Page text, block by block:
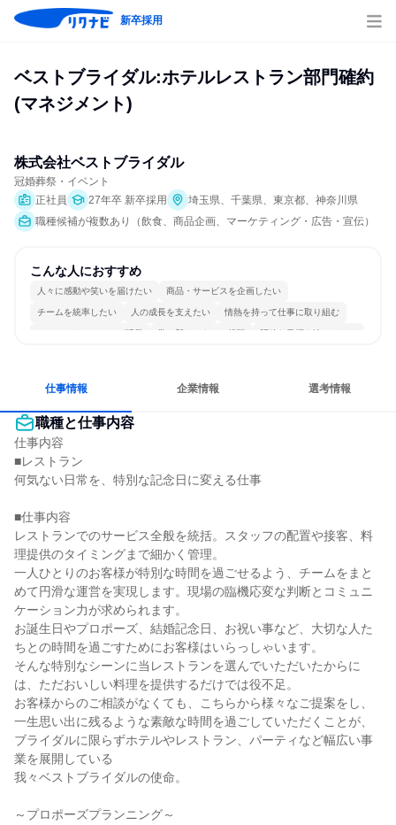
新卒採用
ベストブライダル:ホテルレストラン部門確約
(マネジメント)
株式会社ベストブライダル
冠婚葬祭・イベント
正社員
27年卒 新卒採用
埼玉県、千葉県、東京都、神奈川県
職種候補が複数あり（飲食、商品企画、マーケティング・広告・宣伝）
こんな人におすすめ
人々に感動や笑いを届けたい 商品・サービスを企画したい
チームを統率したい 人の成長を支えたい 情熱を持って仕事に取り組む
コミュニケーションが活発 常に新しいものに挑戦 明確な目標を追いかける
仕事情報 企業情報 選考情報
職種と仕事内容
仕事内容
■レストラン
何気ない日常を、特別な記念日に変える仕事
■仕事内容
レストランでのサービス全般を統括。スタッフの配置や接客、料
理提供のタイミングまで細かく管理。
一人ひとりのお客様が特別な時間を過ごせるよう、チームをまと
めて円滑な運営を実現します。現場の臨機応変な判断とコミュニ
ケーション力が求められます。
お誕生日やプロポーズ、結婚記念日、お祝い事など、大切な人た
ちとの時間を過ごすためにお客様はいらっしゃいます。
そんな特別なシーンに当レストランを選んでいただいたからに
は、ただおいしい料理を提供するだけでは役不足。
お客様からのご相談がなくても、こちらから様々なご提案をし、
一生思い出に残るような素敵な時間を過ごしていただくことが、
ブライダルに限らずホテルやレストラン、パーティなど幅広い事
業を展開している
我々ベストブライダルの使命。
～プロポーズプランニング～